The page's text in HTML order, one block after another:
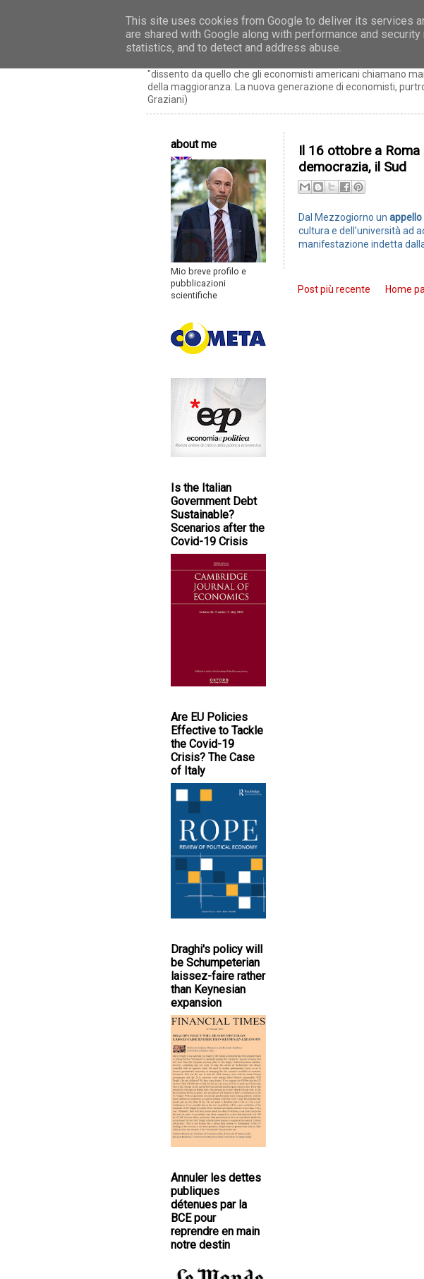
Riccardo Realfonzo
"dissento da quello che gli economisti americani chiamano
della maggioranza. La nuova generazione di economisti,
Graziani)
Il 16 ottobre a
democrazia, il Sud
Dal Mezzogiorno un appello
cultura e dell’università ad
manifestazione indetta dalla
Post più recente Home
about me
Mio breve profilo e
pubblicazioni
scientifiche
Is the Italian
Government Debt
Sustainable?
Scenarios after the
Covid-19 Crisis
Are EU Policies
Effective to Tackle
the Covid-19
Crisis? The Case
of Italy
Draghi's policy will
be Schumpeterian
laissez-faire rather
than Keynesian
expansion
Annuler les dettes
publiques
détenues par la
BCE pour
reprendre en main
notre destin
This site uses cookies from Google to deliver its services
are shared with Google along with performance and
statistics, and to detect and address abuse.